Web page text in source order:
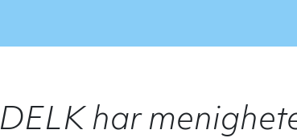
DELK har